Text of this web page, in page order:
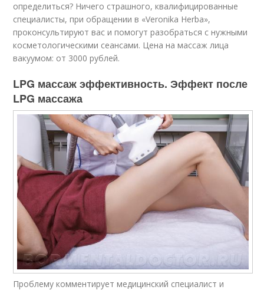
определиться? Ничего страшного, квалифицированные
специалисты, при обращении в «Veronika Herba»,
проконсультируют вас и помогут разобраться с нужными
косметологическими сеансами. Цена на массаж лица
вакуумом: от 3000 рублей.
LPG массаж эффективность. Эффект после
LPG массажа
Проблему комментирует медицинский специалист и